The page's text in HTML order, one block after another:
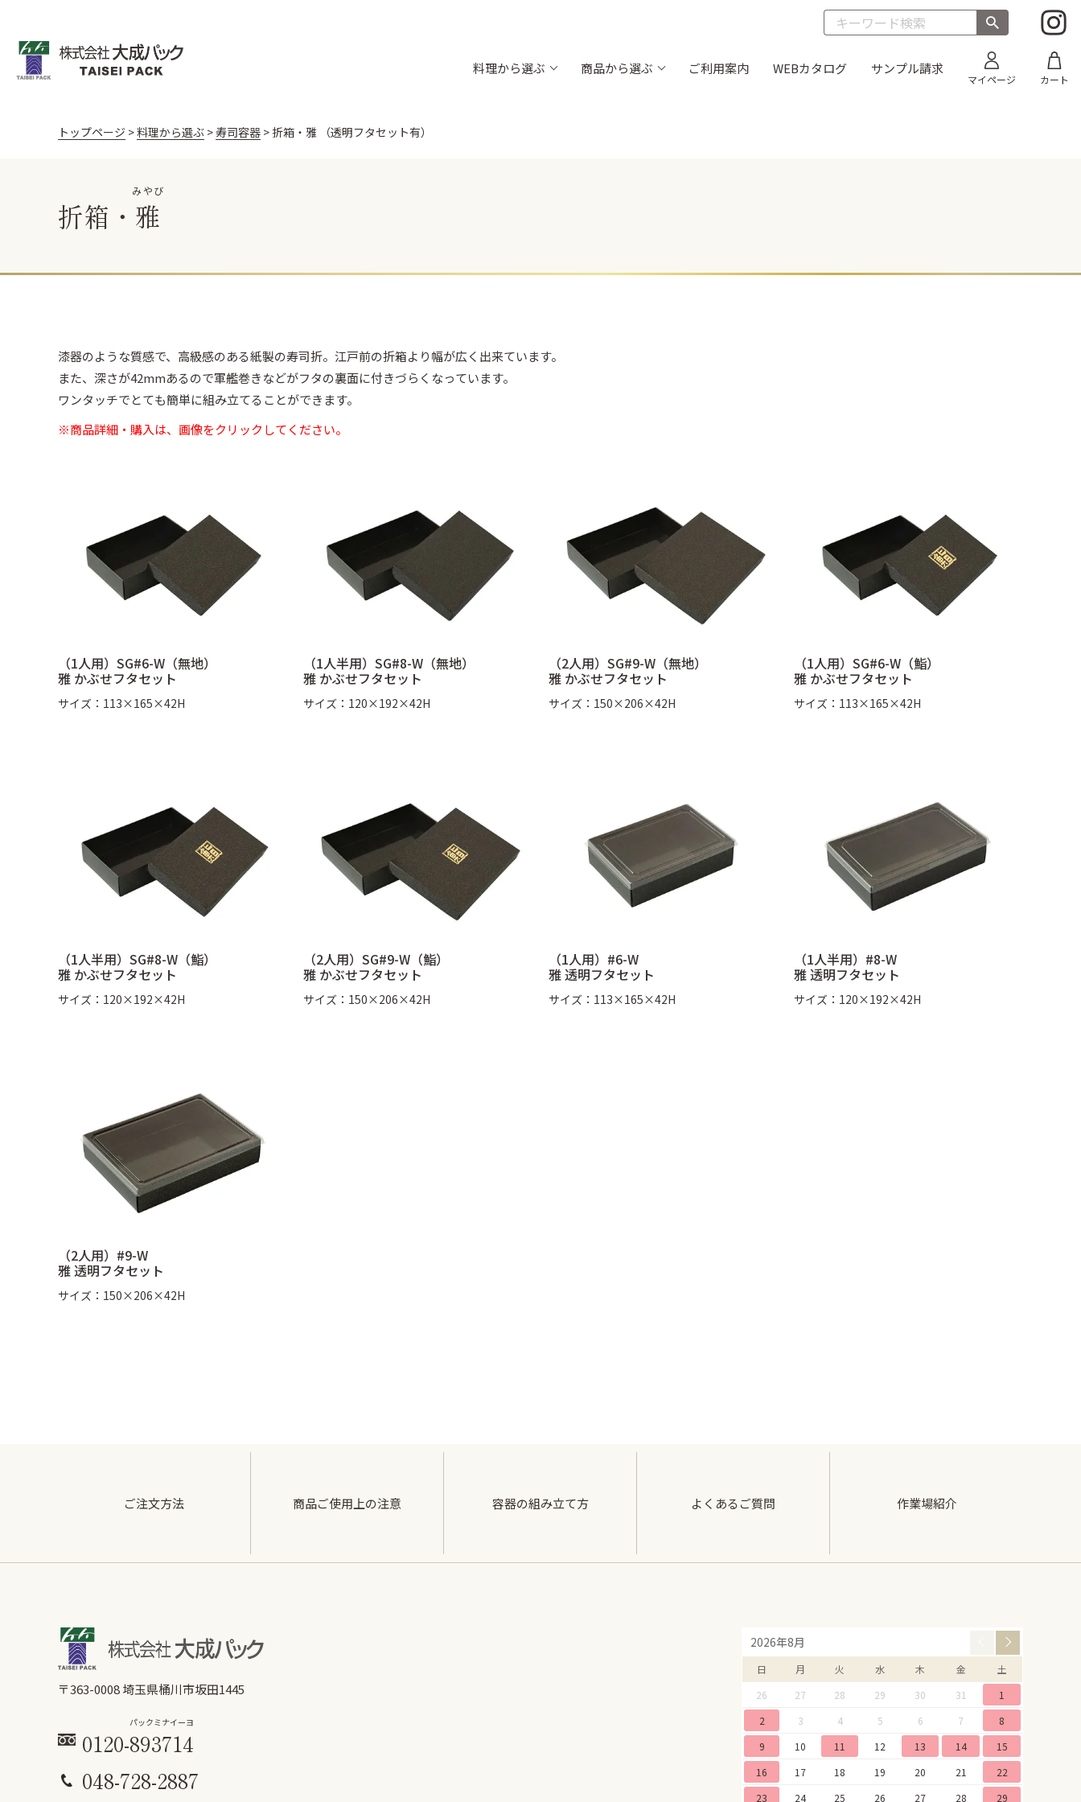
料理から選ぶ 商品から選ぶ
そば容器 黒 新商品 手提げ紙袋・風呂敷 季節の敷紙（大）
ご利用案内 WEBカタログ サンプル請求
マイページ カート
トップページ 料理から選ぶ 寿司容器 折箱・雅 （透明フタセット有）
折箱・ 雅
みやび
漆器のような質感で、高級感のある紙製の寿司折。江戸前の折箱より幅が広く出来ています。
また、深さが42mmあるので軍艦巻きなどがフタの裏面に付きづらくなっています。
ワンタッチでとても簡単に組み立てることができます。
※商品詳細・購入は、画像をクリックしてください。
（1人用）SG#6-W（無地）
雅 かぶせフタセット
サイズ：113×165×42H
（1人半用）SG#8-W（無地）
雅 かぶせフタセット
サイズ：120×192×42H
（2人用）SG#9-W（無地）
雅 かぶせフタセット
サイズ：150×206×42H
（1人用）SG#6-W（鮨）
雅 かぶせフタセット
サイズ：113×165×42H
（1人半用）SG#8-W（鮨）
雅 かぶせフタセット
サイズ：120×192×42H
（2人用）SG#9-W（鮨）
雅 かぶせフタセット
サイズ：150×206×42H
（1人用）#6-W
雅 透明フタセット
サイズ：113×165×42H
（1人半用）#8-W
雅 透明フタセット
サイズ：120×192×42H
（2人用）#9-W
雅 透明フタセット
サイズ：150×206×42H
ご注文方法 商品ご使用上の注意 容器の組み立て方 よくあるご質問 作業場紹介
〒363-0008 埼玉県桶川市坂田1445
0120-893
パックミ
714
ナイーヨ
048-728-2887
2026年8月
日 月 火 水 木 金
土
26
27 28 29 30 31
1
2
3 4 5 6 7
8
9
10 11 12 13 14
15
16
17 18 19 20 21
22
23
24 25 26 27 28 29